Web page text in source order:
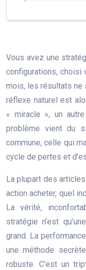
Vous avez une
configurations, choisi
mois, les résultats ne
réflexe naturel est
« miracle », un
problème vient du
commune, celle qui
cycle de pertes et
La plupart des
action acheter, quel
La vérité,
stratégie n’est
grand. La
une méthode
robuste. C’est un